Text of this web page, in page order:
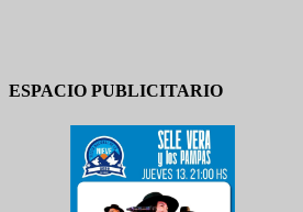
ESPACIO PUBLICITARIO